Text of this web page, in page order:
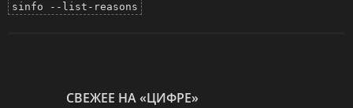
sinfo --list-reasons
СВЕЖЕЕ НА «ЦИФРЕ»